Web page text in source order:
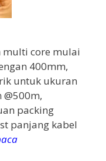
multi core mulai
400mm,
untuk ukuran
packing
panjang kabel